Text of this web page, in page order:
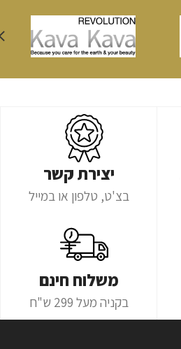
יצירת קשר
בצ'ט, טלפון או במייל
משלוח חינם
בקניה מעל 299 ש"ח